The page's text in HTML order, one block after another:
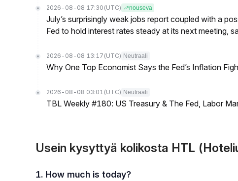
2026-08-08 17:30 (UTC) nouseva
July’s surprisingly weak jobs report coupled with a
Fed to hold interest rates steady at its next meeting,
2026-08-08 13:17 (UTC) Neutraali
Why One Top Economist Says the Fed’s Inflation
2026-08-08 03:01 (UTC) Neutraali
TBL Weekly #180: US Treasury & The Fed, Labor
Usein kysyttyä kolikosta HTL
1. How much is today?